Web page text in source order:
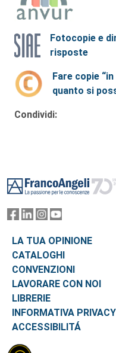
Fotocopie e
risposte
Fare copie
quanto si
Condividi:
LA TUA OPINIONE
CATALOGHI
CONVENZIONI
LAVORARE CON NOI
LIBRERIE
INFORMATIVA PRIVACY
ACCESSIBILITÁ